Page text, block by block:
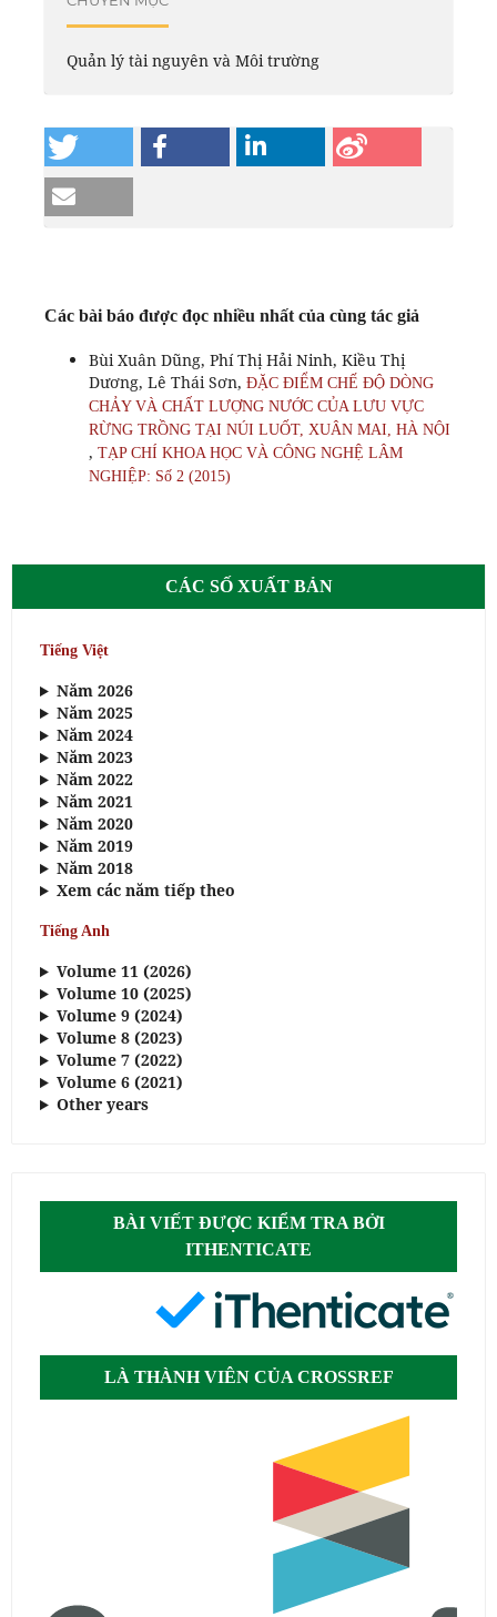
Quản lý tài nguyên và Môi trường
Các bài báo được đọc nhiều nhất của cùng tác giả
Bùi Xuân Dũng, Phí Thị Hải Ninh, Kiều Thị
Dương, Lê Thái Sơn, ĐẶC ĐIỂM CHẾ ĐỘ DÒNG
CHẢY VÀ CHẤT LƯỢNG NƯỚC CỦA LƯU VỰC
RỪNG TRỒNG TẠI NÚI LUỐT, XUÂN MAI, HÀ NỘI
, TẠP CHÍ KHOA HỌC VÀ CÔNG NGHỆ LÂM
NGHIỆP: Số 2 (2015)
CÁC SỐ XUẤT BẢN
Tiếng Việt
Năm 2026
Năm 2025
Năm 2024
Năm 2023
Năm 2022
Năm 2021
Năm 2020
Năm 2019
Năm 2018
Xem các năm tiếp theo
Tiếng Anh
Volume 11 (2026)
Volume 10 (2025)
Volume 9 (2024)
Volume 8 (2023)
Volume 7 (2022)
Volume 6 (2021)
Other years
BÀI VIẾT ĐƯỢC KIỂM TRA BỞI
ITHENTICATE
LÀ THÀNH VIÊN CỦA CROSSREF